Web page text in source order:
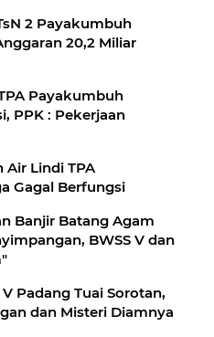
2 Payakumbuh
20,2 Miliar
Payakumbuh
PPK : Pekerjaan
Air Lindi TPA
Gagal Berfungsi
Banjir Batang Agam
BWSS V dan
Padang Tuai Sorotan,
dan Misteri Diamnya